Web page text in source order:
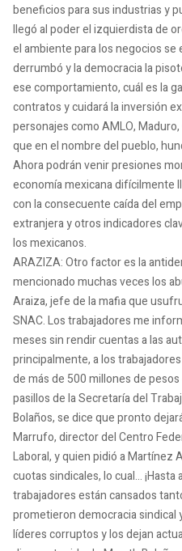
beneficios para sus industrias y
llegó al poder el izquierdista de
el ambiente para los negocios se
derrumbó y la democracia la
ese comportamiento, cuál es la
contratos y cuidará la inversión
personajes como AMLO,
que en el nombre del pueblo,
Ahora podrán venir presiones
economía mexicana difícilmente
con la consecuente caída del
extranjera y otros indicadores
los mexicanos.
ARAZIZA: Otro factor es la
mencionado muchas veces los
Araiza, jefe de la mafia que
SNAC. Los trabajadores me
meses sin rendir cuentas a las
principalmente, a los
de más de 500 millones de
pasillos de la Secretaría del
Bolaños, se dice que pronto
Marrufo, director del Centro
Laboral, y quien pidió a Martínez
cuotas sindicales, lo cual…
trabajadores están cansados
prometieron democracia sindical
líderes corruptos y los dejan